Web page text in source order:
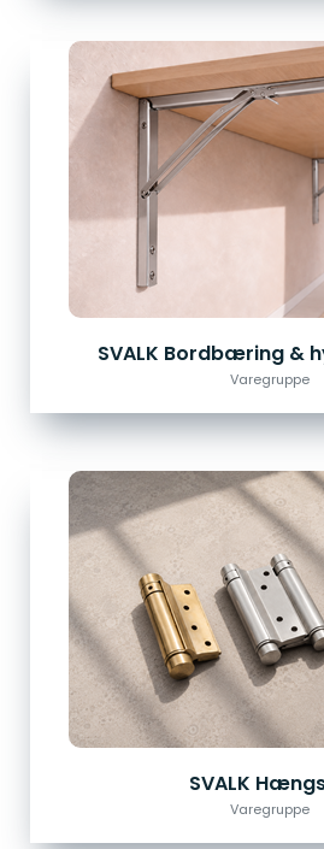
SVALK Bordbæring &
Varegruppe
SVALK
Varegruppe